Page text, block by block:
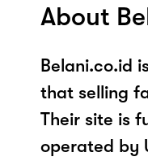
About
Belani.co.id
that selling
Their site is
operated by